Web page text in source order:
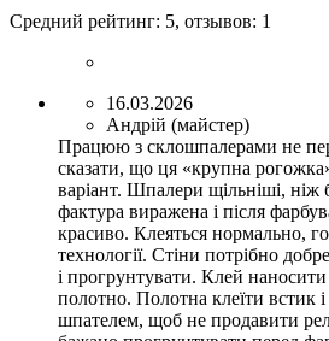
Средний рейтинг: 5, отзывов: 1
16.03.2026
Андрій (майстер)
Працюю з склошпалерами не
сказати, що ця «крупна
варіант. Шпалери щільніші, ніж
фактура виражена і після
красиво. Клеяться нормально,
технології. Стіни потрібно
і прогрунтувати. Клей наносити
полотно. Полотна клеїти встик
шпателем, щоб не продавити